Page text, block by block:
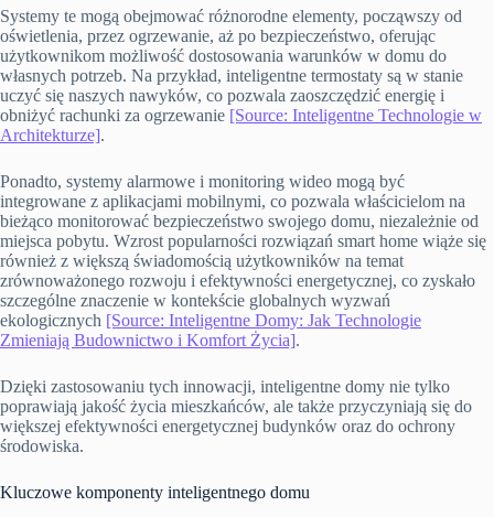
Systemy te mogą obejmować różnorodne elementy, począwszy od
oświetlenia, przez ogrzewanie, aż po bezpieczeństwo, oferując
użytkownikom możliwość dostosowania warunków w domu do
własnych potrzeb. Na przykład, inteligentne termostaty są w stanie
uczyć się naszych nawyków, co pozwala zaoszczędzić energię i
obniżyć rachunki za ogrzewanie [Source: Inteligentne Technologie w
Architekturze].
Ponadto, systemy alarmowe i monitoring wideo mogą być
integrowane z aplikacjami mobilnymi, co pozwala właścicielom na
bieżąco monitorować bezpieczeństwo swojego domu, niezależnie od
miejsca pobytu. Wzrost popularności rozwiązań smart home wiąże się
również z większą świadomością użytkowników na temat
zrównoważonego rozwoju i efektywności energetycznej, co zyskało
szczególne znaczenie w kontekście globalnych wyzwań
ekologicznych [Source: Inteligentne Domy: Jak Technologie
Zmieniają Budownictwo i Komfort Życia].
Dzięki zastosowaniu tych innowacji, inteligentne domy nie tylko
poprawiają jakość życia mieszkańców, ale także przyczyniają się do
większej efektywności energetycznej budynków oraz do ochrony
środowiska.
Kluczowe komponenty inteligentnego domu